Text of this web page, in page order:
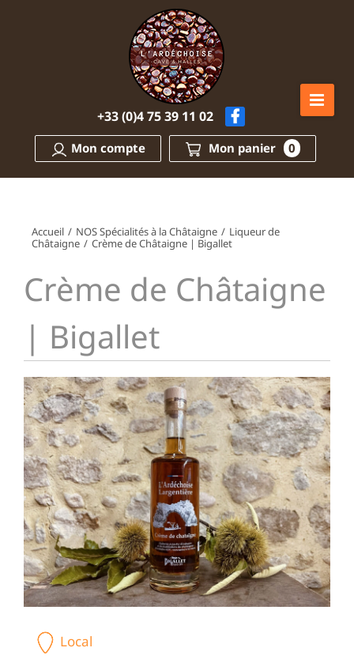
+33 (0)4 75 39 11 02
Mon compte Mon panier 0
Accueil / NOS Spécialités à la Châtaigne / Liqueur de
Châtaigne / Crème de Châtaigne | Bigallet
Crème de Châtaigne
| Bigallet
Local